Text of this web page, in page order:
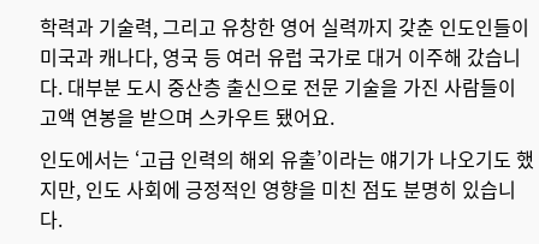
학력과 기술력, 그리고 유창한 영어 실력까지 갖춘 인도인들이
미국과 캐나다, 영국 등 여러 유럽 국가로 대거 이주해 갔습니
다. 대부분 도시 중산층 출신으로 전문 기술을 가진 사람들이
고액 연봉을 받으며 스카우트 됐어요.
인도에서는 ‘고급 인력의 해외 유출’이라는 얘기가 나오기도 했
지만, 인도 사회에 긍정적인 영향을 미친 점도 분명히 있습니
다.